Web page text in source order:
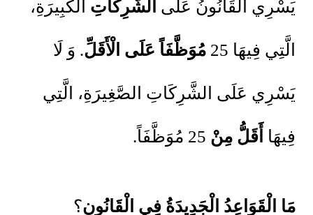
يَسْرِي الْقَانُونُ عَلَى الشَّرِكَاتِ الْكَبِيرَةِ،
الَّتِي فِيهَا 25 مُوَظَّفَاً عَلَى الْأَقَلِّ. وَ لَا
يَسْرِي عَلَى الشَّرِكَاتِ الصَّغِيرَةِ، الَّتِي
فِيهَا أَقَلُّ مِنْ
مَا الْقَوَاعِدُ الْجَدِيدَةُ فِي الْقَانُونِ؟